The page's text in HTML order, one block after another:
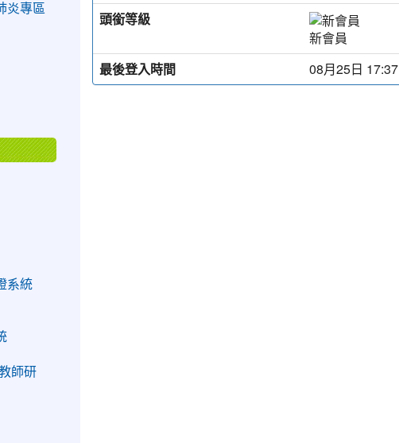
頭銜等級
新會員
最後登入時間
08月25日 17:37
炎專區
系統
師研